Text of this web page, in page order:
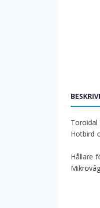
Toroidal
Hotbird
Hållare